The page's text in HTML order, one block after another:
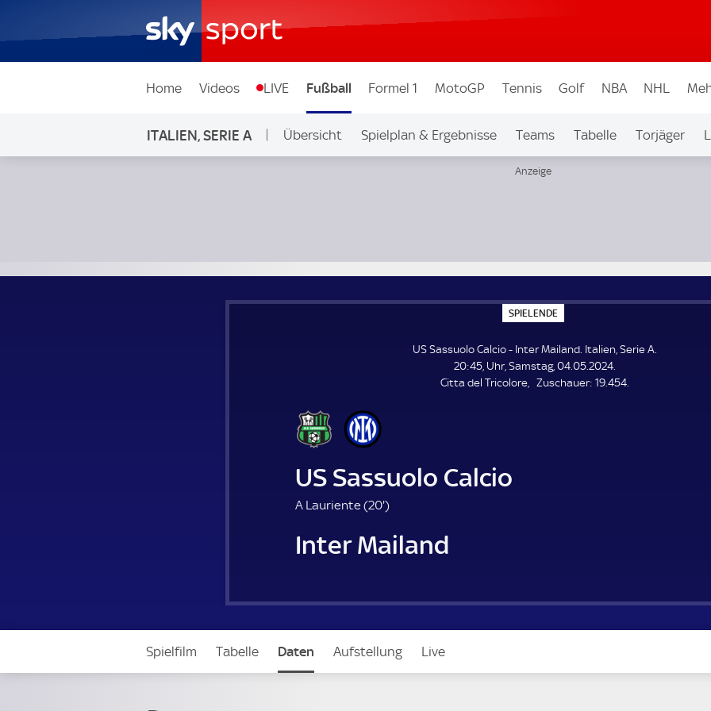
Home Videos LIVE Fußball Formel 1 MotoGP Tennis Golf NBA NHL
ITALIEN, SERIE A Übersicht Spielplan & Ergebnisse Teams Tabelle Torjäger
SPIELENDE
P
E
L
E
N
US Sassuolo Calcio - Inter Mailand. Italien, Serie A.
20:45, Uhr, Samstag, 04.05.2024.
Citta del Tricolore
Zuschauer: Z
19.454.
US Sassuolo Calcio
A Lauriente (20'2
.
m
u
)
Inter Mailand
Spielfilm Tabelle Daten Aufstellung Live